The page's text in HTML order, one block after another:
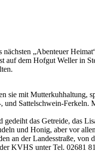
„Abenteuer
auf dem Hofgut Weller in
mit Mutterkuhhaltung,
Sattelschwein-
das Getreide, das
und Honig, aber vor
der Landesstraße, von
KVHS unter Tel. 02681